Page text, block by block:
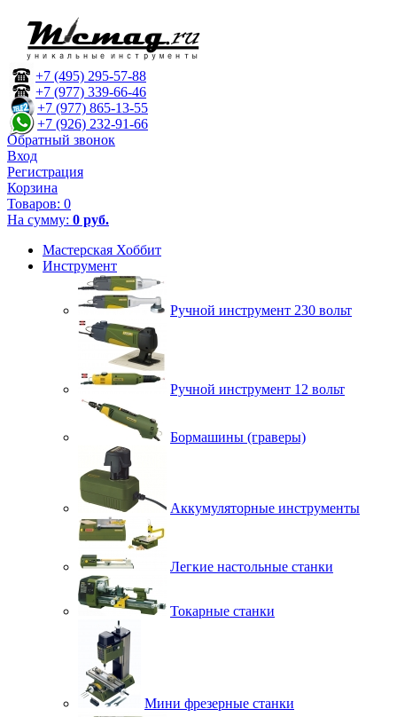
+7 (495) 295-57-88
+7 (977) 339-66-46
+7 (977) 865-13-55
+7 (926) 232-91-66
Обратный звонок
Вход
Регистрация
Корзина
Товаров: 0
На сумму: 0 руб.
Мастерская Хоббит
Инструмент
Ручной инструмент 230 вольт
Ручной инструмент 12 вольт
Бормашины (граверы)
Аккумуляторные инструменты
Легкие настольные станки
Токарные станки
Мини фрезерные станки